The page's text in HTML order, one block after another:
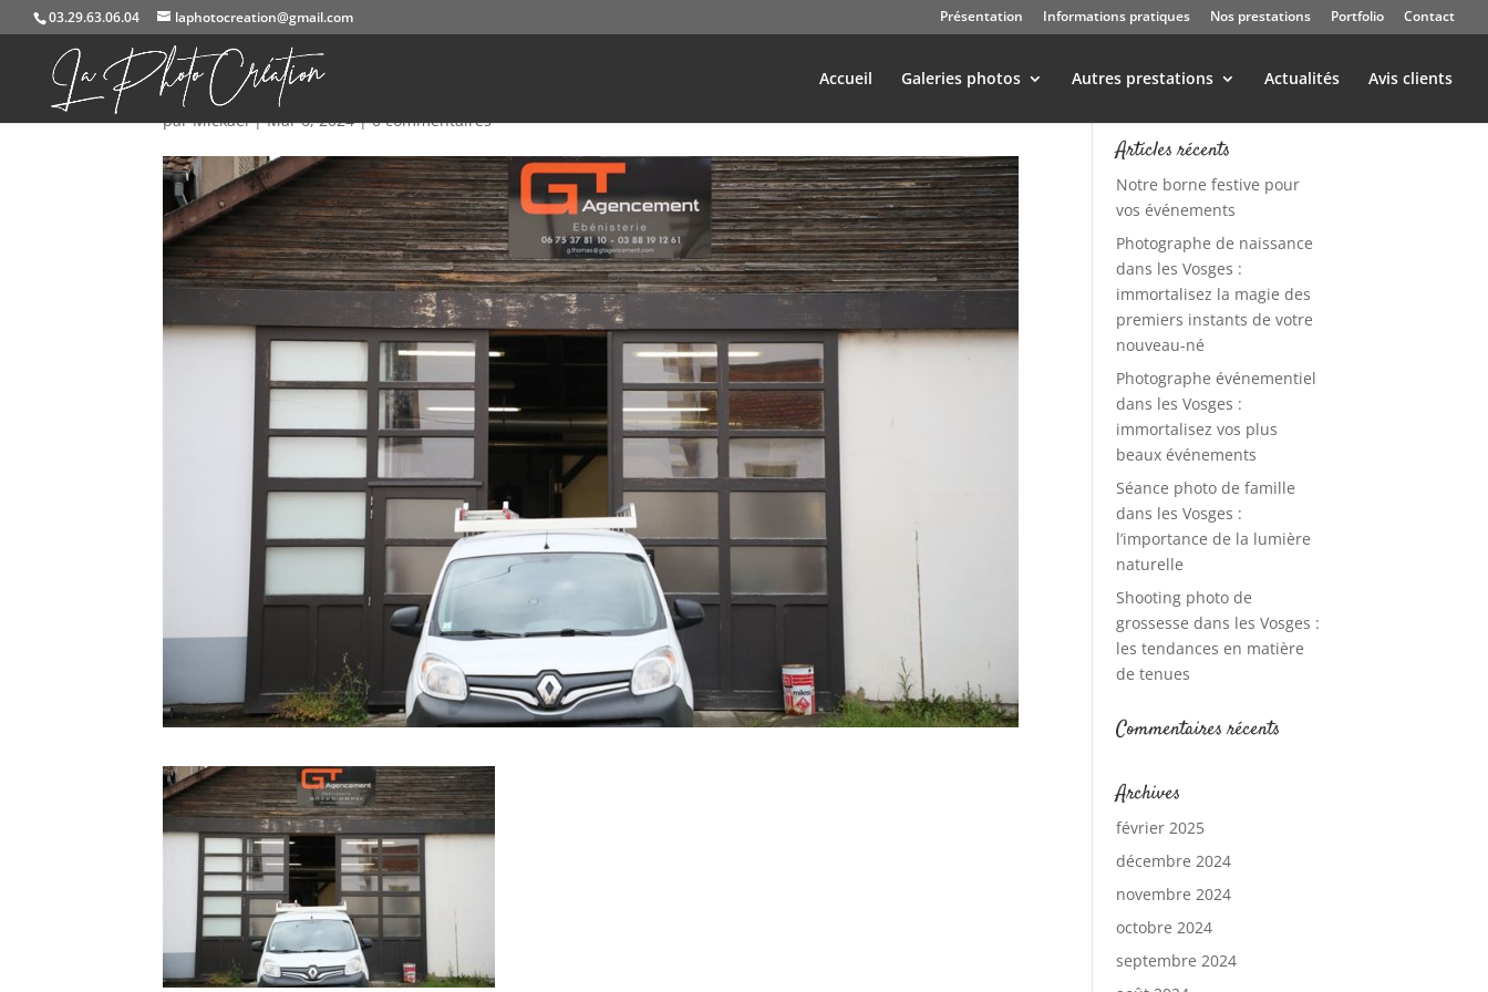
03.29.63.06.04 laphotocreation@gmail.com Présentation Informations pratiques Nos prestations Portfolio Contact
Accueil Galeries photos Autres prestations Actualités Avis clients
584A1245
parMickael|Mar 6, 2024|0 commentaires
Articles récents
Notre borne festive pour
vos événements
Photographe de naissance
dans les Vosges :
immortalisez la magie des
premiers instants de votre
nouveau-né
Photographe événementiel
dans les Vosges :
immortalisez vos plus
beaux événements
Séance photo de famille
dans les Vosges :
l’importance de la lumière
naturelle
Shooting photo de
grossesse dans les Vosges :
les tendances en matière
de tenues
Commentaires récents
Archives
février 2025
décembre 2024
novembre 2024
octobre 2024
septembre 2024